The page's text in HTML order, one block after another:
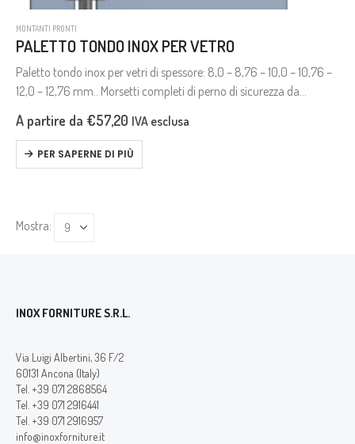
MONTANTI PRONTI
PALETTO TONDO INOX PER VETRO
Paletto tondo inox per vetri di spessore: 8,0 – 8,76 – 10,0 – 10,76 –
12,0 – 12,76 mm.. Morsetti completi di perno di sicurezza da
A partire da €57,20 IVA esclusa
PER SAPERNE DI PIÙ
Mostra:
INOX FORNITURE S.R.L.
Via Luigi Albertini, 36 F/2
60131 Ancona (Italy)
Tel. +39 071 2868564
Tel. +39 071 2916441
Tel. +39 071 2916957
info@inoxforniture.it